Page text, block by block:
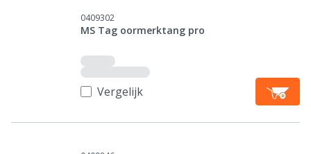
0409302
MS Tag oormerktang pro
Vergelijk